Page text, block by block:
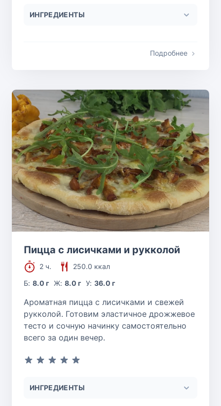
ИНГРЕДИЕНТЫ
Подробнее
Пицца с лисичками и рукколой
2 ч.
250.0 ккал
Б:8.0 г Ж: 8.0 г У: 36.0 г
Ароматная пицца с лисичками и свежей
рукколой. Готовим эластичное дрожжевое
тесто и сочную начинку самостоятельно
всего за один вечер.
ИНГРЕДИЕНТЫ